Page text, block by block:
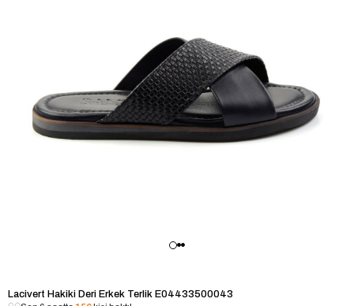
Lacivert Hakiki Deri Erkek Terlik E04433500043